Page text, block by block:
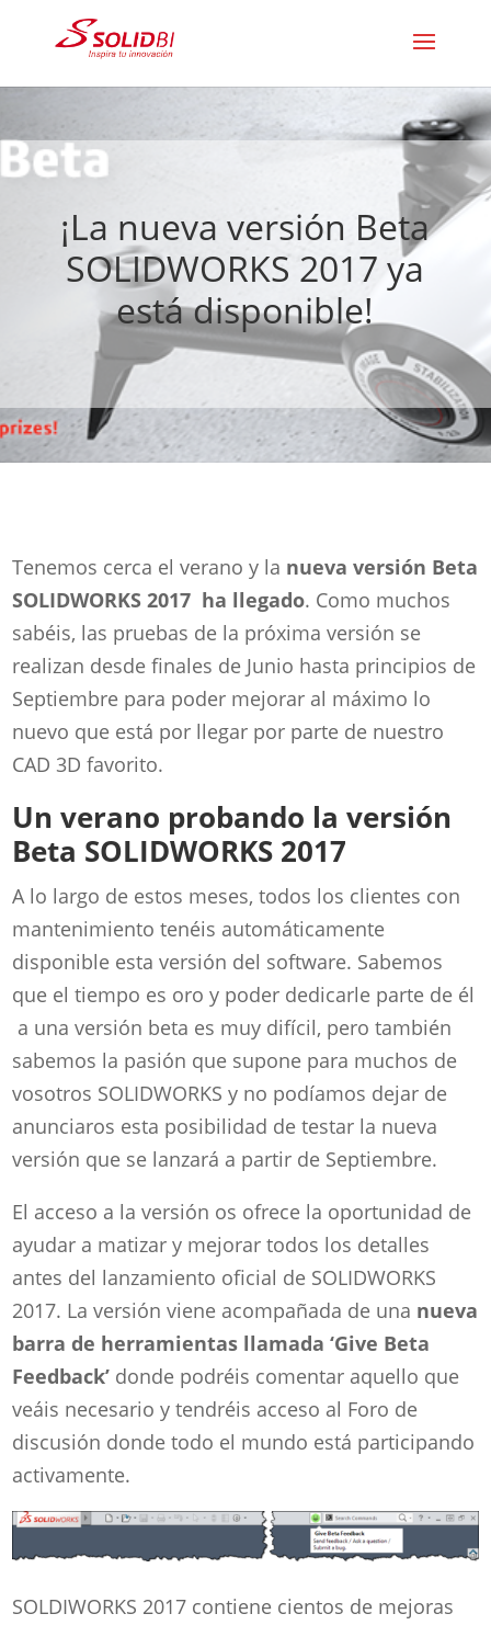
¡La nueva versión Beta
SOLIDWORKS 2017 ya
está disponible!
Tenemos cerca el verano y la nueva versión Beta
SOLIDWORKS 2017 ha llegado. Como muchos
sabéis, las pruebas de la próxima versión se
realizan desde finales de Junio hasta principios de
Septiembre para poder mejorar al máximo lo
nuevo que está por llegar por parte de nuestro
CAD 3D favorito.
Un verano probando la versión
Beta SOLIDWORKS 2017
A lo largo de estos meses, todos los clientes con
mantenimiento tenéis automáticamente
disponible esta versión del software. Sabemos
que el tiempo es oro y poder dedicarle parte de él
a una versión beta es muy difícil, pero también
sabemos la pasión que supone para muchos de
vosotros SOLIDWORKS y no podíamos dejar de
anunciaros esta posibilidad de testar la nueva
versión que se lanzará a partir de Septiembre.
El acceso a la versión os ofrece la oportunidad de
ayudar a matizar y mejorar todos los detalles
antes del lanzamiento oficial de SOLIDWORKS
2017. La versión viene acompañada de una nueva
barra de herramientas llamada‘Give Beta
Feedback’ donde podréis comentar aquello que
veáis necesario y tendréis acceso al Foro de
discusión donde todo el mundo está participando
activamente.
SOLDIWORKS 2017 contiene cientos de mejoras